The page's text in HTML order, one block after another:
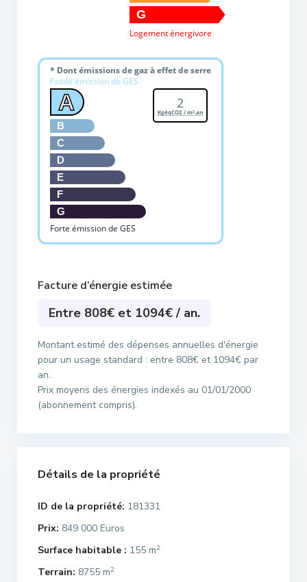
G
Logement énergivore
* Dont émissions de gaz à effet de serre
Faible émission de GES
A
B
C
D
E
F
G
Forte émission de GES
2
KgéqCO2 / m².an
Facture d’énergie estimée
Entre 808€ et 1094€ / an.
Montant estimé des dépenses annuelles d'énergie
pour un usage standard : entre 808€ et 1094€ par
an.
Prix moyens des énergies indexés au 01/01/2000
(abonnement compris).
Détails de la propriété
ID de la propriété: 181331
Prix: 849 000 Euros
Surface habitable : 155 m2
Terrain: 8755 m2